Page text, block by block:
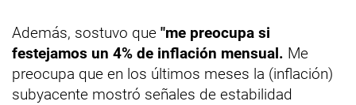
Además, sostuvo que "me preocupa si
festejamos un 4% de inflación mensual. Me
preocupa que en los últimos meses la (inflación)
subyacente mostró señales de estabilidad